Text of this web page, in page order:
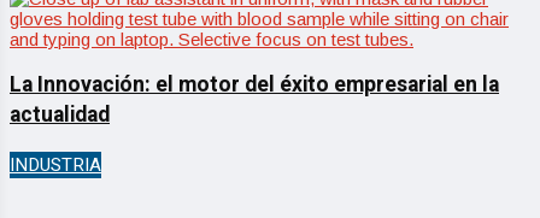
La Innovación: el motor del éxito empresarial en la
actualidad
INDUSTRIA